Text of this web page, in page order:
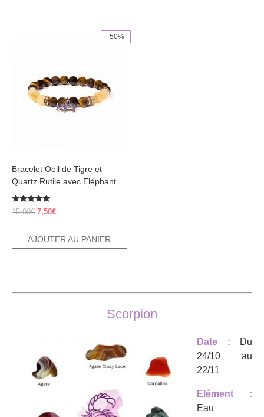
-50%
Bracelet Oeil de Tigre et
Quartz Rutile avec Eléphant
Note
5.00
15,00€ Le
était :
7,50€Le
est :
AJOUTER AU PANIER
Scorpion
Date :
Du
24/10 au
22/11
Elément :
Eau